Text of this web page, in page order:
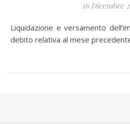
16 Dicembre
Liquidazione e versamento dell’imposta eventualmente a
debito relativa al mese